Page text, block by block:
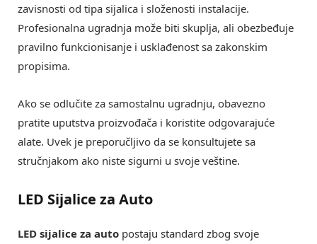
zavisnosti od tipa sijalica i složenosti instalacije.
Profesionalna ugradnja može biti skuplja, ali obezbeđuje
pravilno funkcionisanje i usklađenost sa zakonskim
propisima.
Ako se odlučite za samostalnu ugradnju, obavezno
pratite uputstva proizvođača i koristite odgovarajuće
alate. Uvek je preporučljivo da se konsultujete sa
stručnjakom ako niste sigurni u svoje veštine.
LED Sijalice za Auto
LED sijalice za auto postaju standard zbog svoje